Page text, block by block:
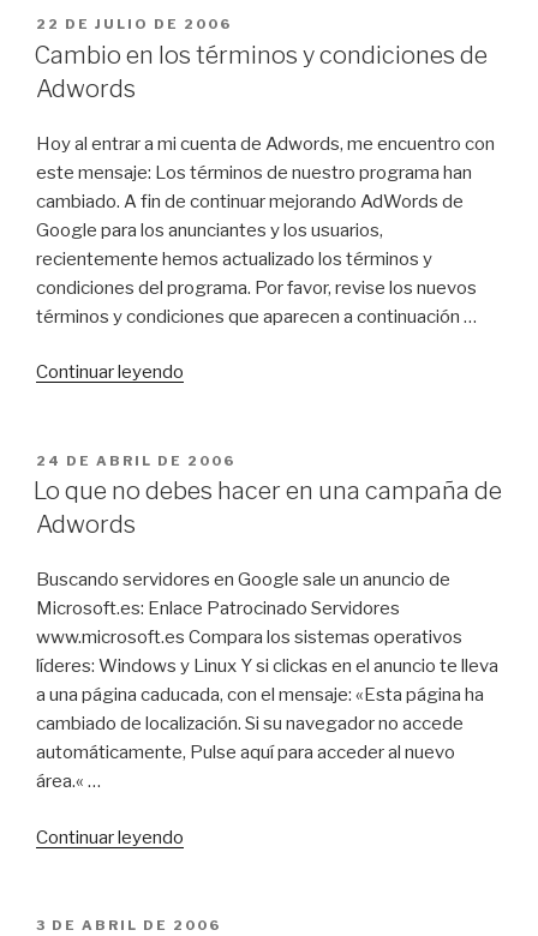
PUBLICADO
EL
22 DE JULIO DE 2006
Cambio en los términos y condiciones de
Adwords
Hoy al entrar a mi cuenta de Adwords, me encuentro con
este mensaje: Los términos de nuestro programa han
cambiado. A fin de continuar mejorando AdWords de
Google para los anunciantes y los usuarios,
recientemente hemos actualizado los términos y
condiciones del programa. Por favor, revise los nuevos
términos y condiciones que aparecen a continuación …
Continuar leyendo
términos
y
Adwords»
PUBLICADO
EL
24 DE ABRIL DE 2006
Lo que no debes hacer en una campaña de
Adwords
Buscando servidores en Google sale un anuncio de
Microsoft.es: Enlace Patrocinado Servidores
www.microsoft.es Compara los sistemas operativos
líderes: Windows y Linux Y si clickas en el anuncio te lleva
a una página caducada, con el mensaje: «Esta página ha
cambiado de localización. Si su navegador no accede
automáticamente, Pulse aquí para acceder al nuevo
área.« …
Continuar leyendo
debes
PUBLICADO
3 DE ABRIL DE 2006